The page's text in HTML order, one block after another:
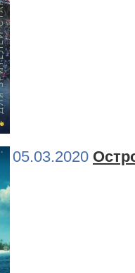
05.03.2020